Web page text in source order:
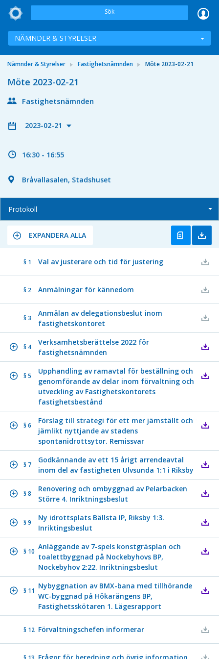
Sök
NÄMNDER & STYRELSER
Nämnder & Styrelser Fastighetsnämnden Möte 2023-02-21
Möte 2023-02-21
Fastighetsnämnden
2023-02-21
16:30 - 16:55
Bråvallasalen, Stadshuset
Protokoll
EXPANDERA ALLA
§ 1 Val av justerare och tid för justering
§ 2 Anmälningar för kännedom
§ 3
Anmälan av delegationsbeslut inom
fastighetskontoret
§ 4
Verksamhetsberättelse 2022 för
fastighetsnämnden
§ 5
Upphandling av ramavtal för beställning och
genomförande av delar inom förvaltning och
utveckling av Fastighetskontorets
fastighetsbestånd
§ 6
Förslag till strategi för ett mer jämställt och
jämlikt nyttjande av stadens
spontanidrottsytor. Remissvar
§ 7
Godkännande av ett 15 årigt arrendeavtal
inom del av fastigheten Ulvsunda 1:1 i Riksby
§ 8
Renovering och ombyggnad av Pelarbacken
Större 4. Inriktningsbeslut
§ 9
Ny idrottsplats Bällsta IP, Riksby 1:3.
Inriktingsbeslut
§ 10
Anläggande av 7-spels konstgräsplan och
toalettbyggnad på Nockebyhovs BP,
Nockebyhov 2:22. Inriktningsbeslut
§ 11
Nybyggnation av BMX-bana med tillhörande
WC-byggnad på Hökarängens BP,
Fastighetsskötaren 1. Lägesrapport
§ 12 Förvaltningschefen informerar
Frågor för beredning och övrig information